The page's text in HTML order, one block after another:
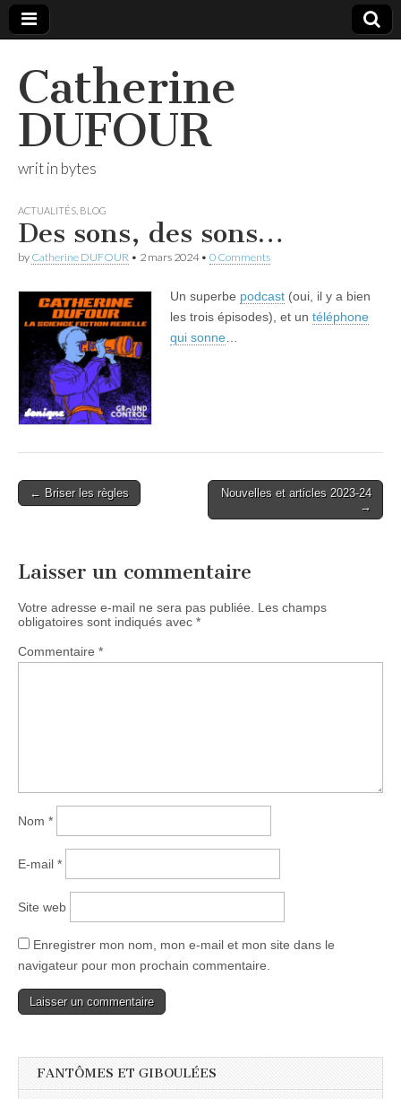
Catherine
DUFOUR
writ in bytes
ACTUALITÉS BLOG
Des sons, des sons…
by Catherine DUFOUR • 2 mars 2024• 0 Comments
Un superbe podcast (oui, il y a bien
les trois épisodes), et un téléphone
qui sonne
Post
← Briser les règles
Nouvelles et articles 2023-24
→
Laisser un commentaire
Votre adresse e-mail ne sera pas publiée.
Les champs
obligatoires sont indiqués avec *
Commentaire *
Nom *
E-mail *
Site web
Enregistrer mon nom, mon e-mail et mon site dans le
navigateur pour mon prochain commentaire.
FANTÔMES ET GIBOULÉES